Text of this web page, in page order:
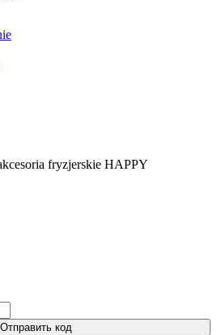
fryzjerskie HAPPY
Отправить код